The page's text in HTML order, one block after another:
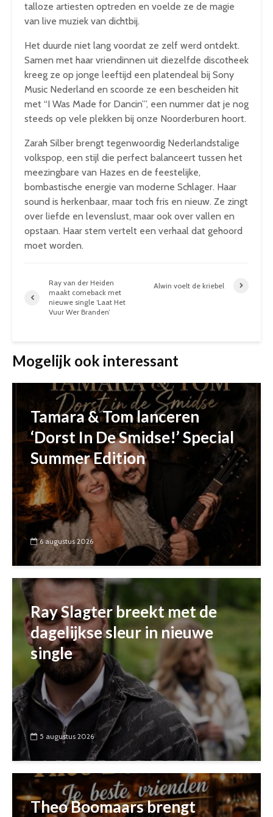
talloze artiesten optreden en voelde ze de magie
van live muziek van dichtbij.
Het duurde niet lang voordat ze zelf werd ontdekt.
Samen met haar vriendinnen uit diezelfde discotheek
kreeg ze op jonge leeftijd een platendeal bij Sony
Music Nederland en scoorde ze een bescheiden hit
met “I Was Made for Dancin’”, een nummer dat je nog
steeds op vele plekken bij onze Noorderburen hoort.
Zarah Silber brengt tegenwoordig Nederlandstalige
volkspop, een stijl die perfect balanceert tussen het
meezingbare van Hazes en de feestelijke,
bombastische energie van moderne Schlager. Haar
sound is herkenbaar, maar toch fris en nieuw. Ze zingt
over liefde en levenslust, maar ook over vallen en
opstaan. Haar stem vertelt een verhaal dat gehoord
moet worden.
Ray van der Heiden
maakt comeback met
nieuwe single ‘Laat Het
Vuur Wer Branden’
Alwin voelt de kriebel
Mogelijk ook interessant
Tamara & Tom lanceren
‘Dorst In De Smidse!’ Special
Summer Edition
6 augustus 2026
Ray Slagter breekt met de
dagelijkse sleur in nieuwe
single
5 augustus 2026
Theo Boomaars brengt